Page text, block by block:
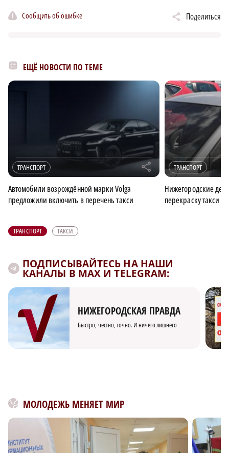
Сообщить об ошибке Поделиться
ЕЩЁ НОВОСТИ ПО ТЕМЕ
ТРАНСПОРТ r
Автомобили возрождённой марки Volga
предложили включить в перечень такси
ТРАНСПОРТ
Нижегородские
перекраску такси
ТРАНСПОРТ ТАКСИ
ПОДПИСЫВАЙТЕСЬ НА НАШИ
КАНАЛЫ В MAX И TELEGRAM:
НИЖЕГОРОДСКАЯ ПРАВДА
Быстро, честно, точно. И ничего лишнего
МОЛОДЕЖЬ МЕНЯЕТ МИР